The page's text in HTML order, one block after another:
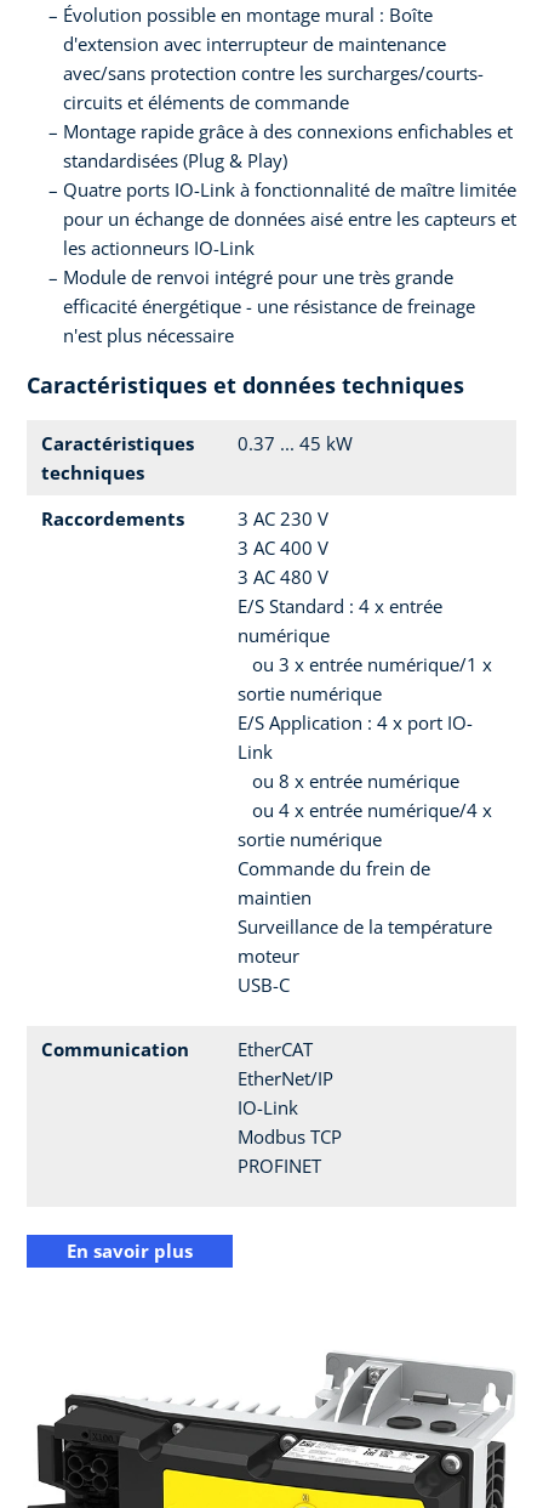
Évolution possible en montage mural : Boîte
d'extension avec interrupteur de maintenance
avec/sans protection contre les surcharges/courts-
circuits et éléments de commande
Montage rapide grâce à des connexions enfichables et
standardisées (Plug & Play)
Quatre ports IO-Link à fonctionnalité de maître limitée
pour un échange de données aisé entre les capteurs et
les actionneurs IO-Link
Module de renvoi intégré pour une très grande
efficacité énergétique - une résistance de freinage
n'est plus nécessaire
Caractéristiques et données techniques
Caractéristiques
techniques
0.37 ... 45 kW
Raccordements
3 AC 230 V
3 AC 400 V
3 AC 480 V
E/S Standard : 4 x entrée
numérique
ou 3 x entrée numérique/1 x
sortie numérique
E/S Application : 4 x port IO-
Link
ou 8 x entrée numérique
ou 4 x entrée numérique/4 x
sortie numérique
Commande du frein de
maintien
Surveillance de la température
moteur
USB-C
Communication
EtherCAT
EtherNet/IP
IO-Link
Modbus TCP
PROFINET
En savoir plus